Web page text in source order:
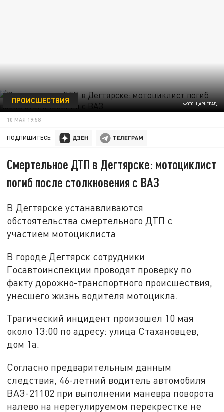
ФОТО: ЦАРЬГРАД
ПРОИСШЕСТВИЯ
10 МАЯ 19:58
ПОДПИШИТЕСЬ:
Смертельное ДТП в Дегтярске: мотоциклист
погиб после столкновения с ВАЗ
В Дегтярске устанавливаются
обстоятельства смертельного ДТП с
участием мотоциклиста
В городе Дегтярск сотрудники
Госавтоинспекции проводят проверку по
факту дорожно-транспортного происшествия,
унесшего жизнь водителя мотоцикла.
Трагический инцидент произошел 10 мая
около 13:00 по адресу: улица Стахановцев,
дом 1а.
Согласно предварительным данным
следствия, 46-летний водитель автомобиля
ВАЗ-21102 при выполнении маневра поворота
налево на нерегулируемом перекрестке не